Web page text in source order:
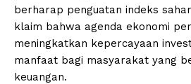
berharap penguatan indeks
klaim bahwa agenda ekonomi
meningkatkan kepercayaan
manfaat bagi masyarakat yang
keuangan.